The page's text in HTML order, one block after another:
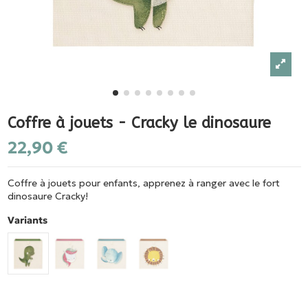
Coffre à jouets - Cracky le dinosaure
22,90 €
Coffre à jouets pour enfants, apprenez à ranger avec le fort
dinosaure Cracky!
Variants